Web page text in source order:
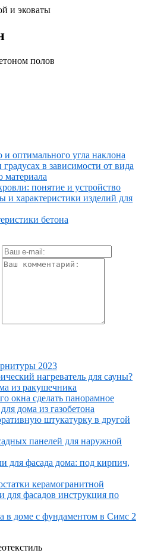
и эковаты
полов
оптимального угла наклона
в зависимости от вида
материала
понятие и устройство
характеристики изделий для
бетона
2023
нагреватель для сауны?
из ракушечника
окна сделать панорамное
дома из газобетона
штукатурку в другой
панелей для наружной
для фасада дома: под кирпич,
керамогранитной
для фасадов инструкция по
в доме с фундаментом в Симс 2